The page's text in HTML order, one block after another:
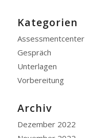
Kategorien
Assessmentcenter
Gespräch
Unterlagen
Vorbereitung
Archiv
Dezember 2022